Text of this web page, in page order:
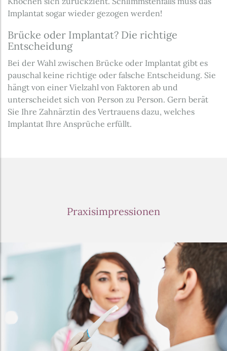
Implantat sogar wieder gezogen werden!
Brücke oder Implantat? Die richtige
Entscheidung
Bei der Wahl zwischen Brücke oder Implantat gibt es
pauschal keine richtige oder falsche Entscheidung. Sie
hängt von einer Vielzahl von Faktoren ab und
unterscheidet sich von Person zu Person. Gern berät
Sie Ihre Zahnärztin des Vertrauens dazu, welches
Implantat Ihre Ansprüche erfüllt.
Praxisimpressionen